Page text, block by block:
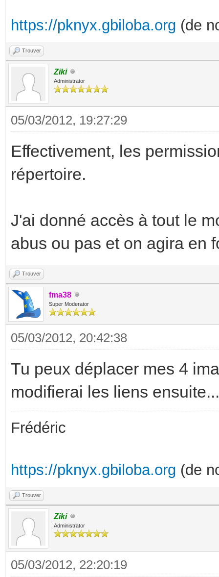
https://pknyx.gbiloba.org (de
Trouver
Ziki
Administrator
05/03/2012, 19:27:29
Effectivement, les
répertoire.
J'ai donné accès à tout le
abus ou pas et on agira en
Trouver
fma38
Super Moderator
05/03/2012, 20:42:38
Tu peux déplacer mes 4
modifierai les liens ensuite...
Frédéric
https://pknyx.gbiloba.org (de
Trouver
Ziki
Administrator
05/03/2012, 22:20:19